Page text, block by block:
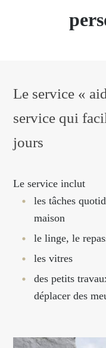
Le service «
service qui
jours
Le service inclut
les tâches
maison
le linge, le
les vitres
des petits
déplacer des